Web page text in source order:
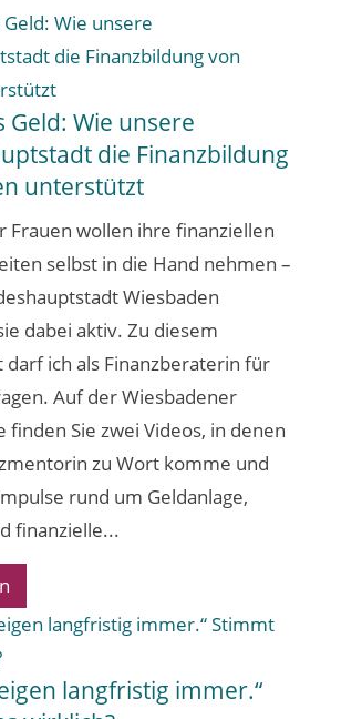
Geld: Wie unsere
die Finanzbildung
unterstützt
Frauen wollen ihre finanziellen
selbst in die Hand nehmen –
Wiesbaden
dabei aktiv. Zu diesem
darf ich als Finanzberaterin für
Auf der Wiesbadener
finden Sie zwei Videos, in denen
zu Wort komme und
rund um Geldanlage,
finanzielle...
langfristig immer.“